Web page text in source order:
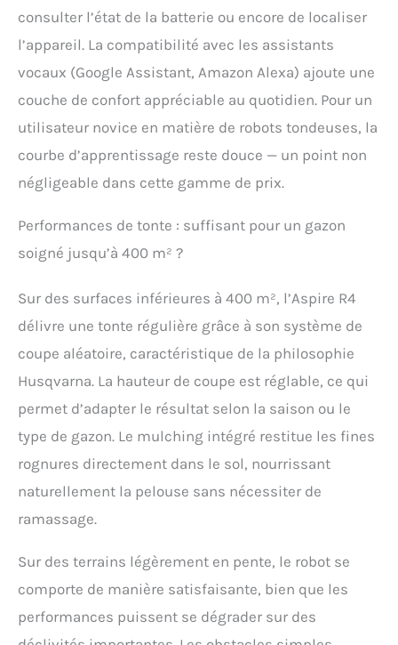
recevez des notifications
d'état par Wi-Fi ou
consulter l’état de la batterie ou encore de localiser
l’appareil. La compatibilité avec les assistants
vocaux (Google Assistant, Amazon Alexa) ajoute une
couche de confort appréciable au quotidien. Pour un
utilisateur novice en matière de robots tondeuses, la
courbe d’apprentissage reste douce — un point non
négligeable dans cette gamme de prix.
Performances de tonte : suffisant pour un gazon
soigné jusqu’à 400 m² ?
Sur des surfaces inférieures à 400 m², l’Aspire R4
délivre une tonte régulière grâce à son système de
coupe aléatoire, caractéristique de la philosophie
Husqvarna. La hauteur de coupe est réglable, ce qui
permet d’adapter le résultat selon la saison ou le
type de gazon. Le mulching intégré restitue les fines
rognures directement dans le sol, nourrissant
naturellement la pelouse sans nécessiter de
ramassage.
Sur des terrains légèrement en pente, le robot se
comporte de manière satisfaisante, bien que les
performances puissent se dégrader sur des